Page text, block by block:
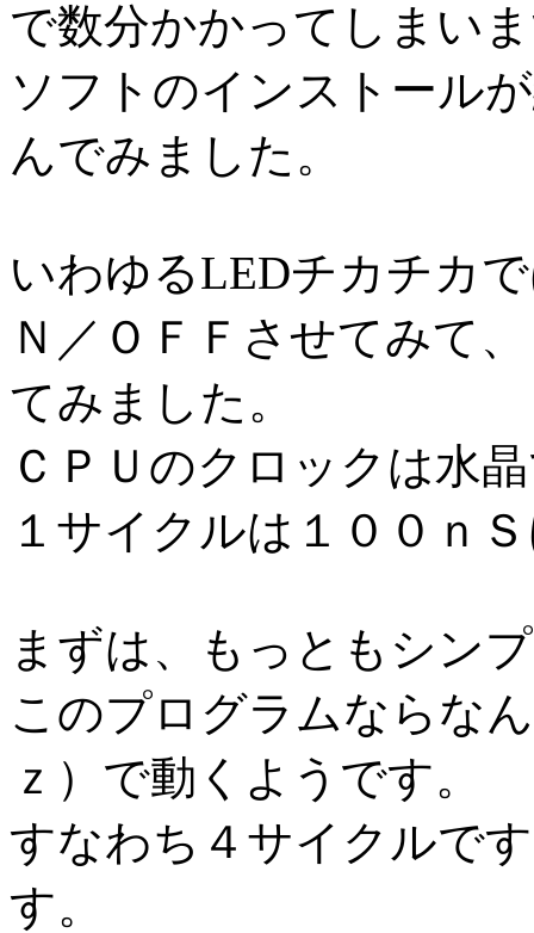
で数分かかってしまい
ソフトのインストール
んでみました。
いわゆるLEDチカチカ
Ｎ／ＯＦＦさせてみて
てみました。
ＣＰＵのクロックは水
１サイクルは１００ｎ
まずは、もっともシン
このプログラムならな
ｚ）で動くようです。
すなわち４サイクルで
す。